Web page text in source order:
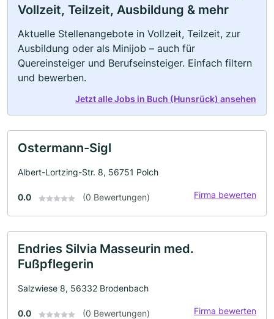
Vollzeit, Teilzeit, Ausbildung & mehr
Aktuelle Stellenangebote in Vollzeit, Teilzeit, zur
Ausbildung oder als Minijob – auch für
Quereinsteiger und Berufseinsteiger. Einfach filtern
und bewerben.
Jetzt alle Jobs in Buch (Hunsrück) ansehen
Ostermann-Sigl
Albert-Lortzing-Str. 8, 56751 Polch
0.0 (0 Bewertungen) Firma bewerten
Endries Silvia Masseurin med.
Fußpflegerin
Salzwiese 8, 56332 Brodenbach
0.0 (0 Bewertungen) Firma bewerten